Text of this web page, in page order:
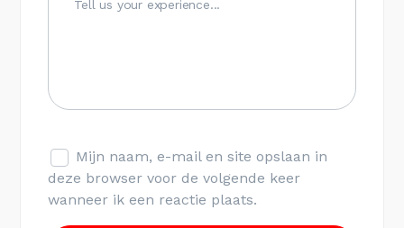
Mijn naam, e-mail en site opslaan in
deze browser voor de volgende keer
wanneer ik een reactie plaats.